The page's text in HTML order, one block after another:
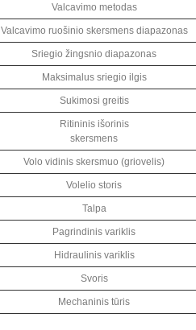
Valcavimo metodas
Valcavimo ruošinio skersmens diapazonas
Sriegio žingsnio diapazonas
Maksimalus sriegio ilgis
Sukimosi greitis
Ritininis išorinis
skersmens
Volo vidinis skersmuo (griovelis)
Volelio storis
Talpa
Pagrindinis variklis
Hidraulinis variklis
Svoris
Mechaninis tūris